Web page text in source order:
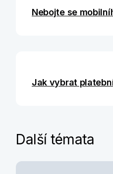
Nebojte se
Jak vybrat
Další témata